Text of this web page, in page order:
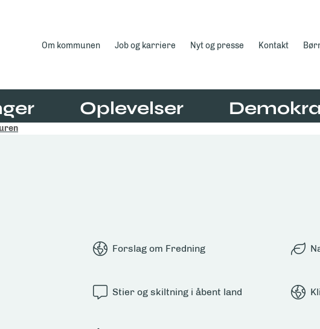
Om kommunen Job og karriere Nyt og presse Kontakt
Oplevelser
Forslag om Fredning
Stier og skiltning i åbent land